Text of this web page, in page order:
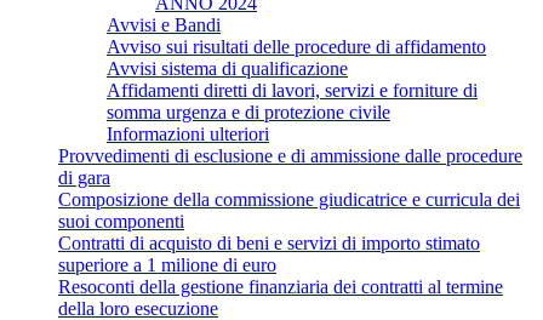
Avvisi e Bandi
Avviso sui risultati delle procedure di affidamento
Avvisi sistema di qualificazione
Affidamenti diretti di lavori, servizi e forniture di
somma urgenza e di protezione civile
Informazioni ulteriori
Provvedimenti di esclusione e di ammissione dalle procedure
di gara
Composizione della commissione giudicatrice e curricula dei
suoi componenti
Contratti di acquisto di beni e servizi di importo stimato
superiore a 1 milione di euro
Resoconti della gestione finanziaria dei contratti al termine
della loro esecuzione